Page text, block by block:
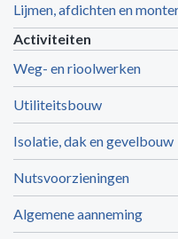
Lijmen, afdichten en
Activiteiten
Weg- en rioolwerken
Utiliteitsbouw
Isolatie, dak en gevelbouw
Nutsvoorzieningen
Algemene aanneming